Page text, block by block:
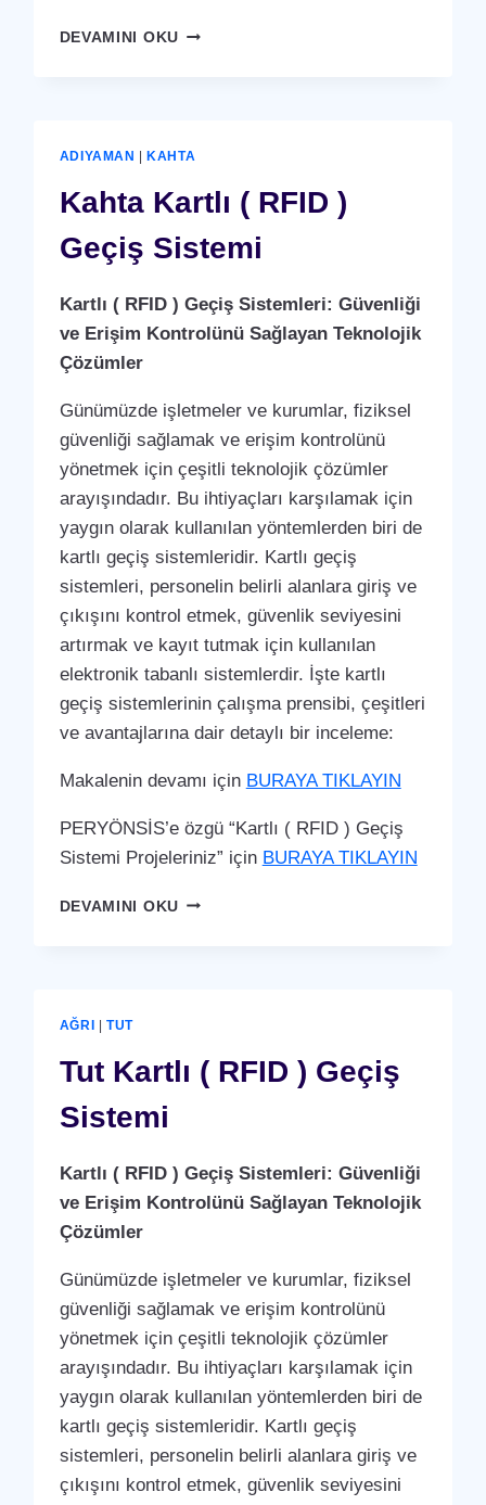
DEVAMINI OKUGÖLBAŞI
ADIYAMAN |KAHTA
Kahta Kartlı ( RFID )
Geçiş Sistemi
Kartlı ( RFID ) Geçiş Sistemleri: Güvenliği
ve Erişim Kontrolünü Sağlayan Teknolojik
Çözümler
Günümüzde işletmeler ve kurumlar, fiziksel
güvenliği sağlamak ve erişim kontrolünü
yönetmek için çeşitli teknolojik çözümler
arayışındadır. Bu ihtiyaçları karşılamak için
yaygın olarak kullanılan yöntemlerden biri de
kartlı geçiş sistemleridir. Kartlı geçiş
sistemleri, personelin belirli alanlara giriş ve
çıkışını kontrol etmek, güvenlik seviyesini
artırmak ve kayıt tutmak için kullanılan
elektronik tabanlı sistemlerdir. İşte kartlı
geçiş sistemlerinin çalışma prensibi, çeşitleri
ve avantajlarına dair detaylı bir inceleme:
Makalenin devamı için BURAYA TIKLAYIN
PERYÖNSİS’e özgü “Kartlı ( RFID ) Geçiş
Sistemi Projeleriniz” için BURAYA TIKLAYIN
DEVAMINI OKUKAHTA
AĞRI | TUT
Tut Kartlı ( RFID ) Geçiş
Sistemi
Kartlı ( RFID ) Geçiş Sistemleri: Güvenliği
ve Erişim Kontrolünü Sağlayan Teknolojik
Çözümler
Günümüzde işletmeler ve kurumlar, fiziksel
güvenliği sağlamak ve erişim kontrolünü
yönetmek için çeşitli teknolojik çözümler
arayışındadır. Bu ihtiyaçları karşılamak için
yaygın olarak kullanılan yöntemlerden biri de
kartlı geçiş sistemleridir. Kartlı geçiş
sistemleri, personelin belirli alanlara giriş ve
çıkışını kontrol etmek, güvenlik seviyesini